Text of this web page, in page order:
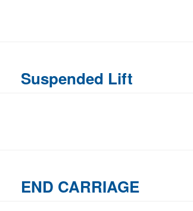
Suspended Lift
END CARRIAGE